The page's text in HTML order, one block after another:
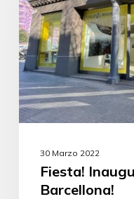
30 Marzo 2022
Fiesta!
Barcellona!